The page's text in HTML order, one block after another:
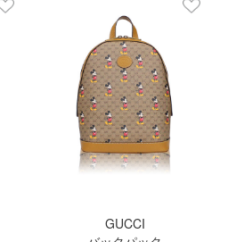
GUCCI